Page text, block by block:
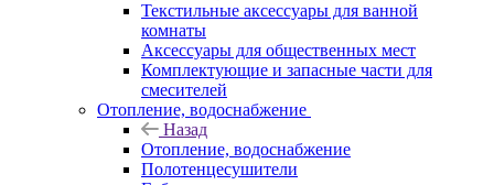
Текстильные аксессуары для ванной
комнаты
Аксессуары для общественных мест
Комплектующие и запасные части для
смесителей
Отопление, водоснабжение
Назад
Отопление, водоснабжение
Полотенцесушители